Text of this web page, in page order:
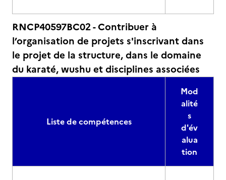
RNCP40597BC02 - Contribuer à
l’organisation de projets s'inscrivant dans
le projet de la structure, dans le domaine
du karaté, wushu et disciplines associées
Liste de compétences
Mod
alité
s
d'év
alua
tion